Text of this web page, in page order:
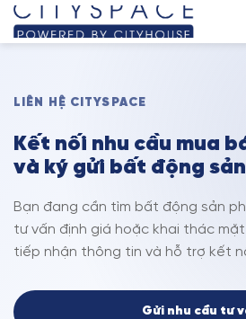
LIÊN HỆ CITYSPACE
Kết nối nhu cầu mua
và ký gửi bất động sản
Bạn đang cần tìm bất động sản
tư vấn định giá hoặc khai thác
tiếp nhận thông tin và hỗ trợ kết
Gửi nhu cầu tư